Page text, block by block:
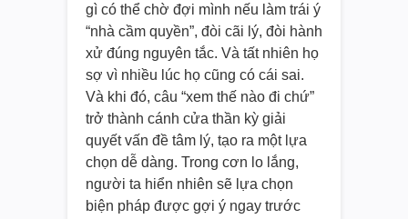
gì có thể chờ đợi mình nếu làm trái ý
“nhà cầm quyền”, đòi cãi lý, đòi hành
xử đúng nguyên tắc. Và tất nhiên họ
sợ vì nhiều lúc họ cũng có cái sai.
Và khi đó, câu “xem thế nào đi chứ”
trở thành cánh cửa thần kỳ giải
quyết vấn đề tâm lý, tạo ra một lựa
chọn dễ dàng. Trong cơn lo lắng,
người ta hiển nhiên sẽ lựa chọn
biện pháp được gợi ý ngay trước